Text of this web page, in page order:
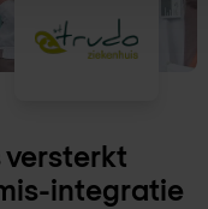
versterkt
integratie